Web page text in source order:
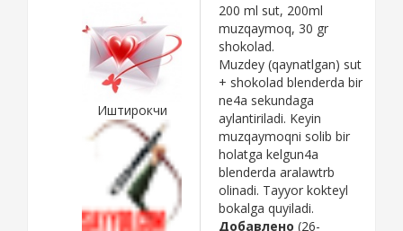
Иштирокчи
200 ml sut, 200ml
muzqaymoq, 30 gr
shokolad.
Muzdey (qaynatlgan) sut
+ shokolad blenderda bir
ne4a sekundaga
aylantiriladi. Keyin
muzqaymoqni solib bir
holatga kelgun4a
blenderda aralawtrb
olinadi. Tayyor kokteyl
bokalga quyiladi.
Добавлено (26-